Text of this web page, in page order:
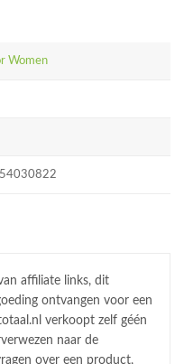
Women
affiliate links, dit
ontvangen voor een
verkoopt zelf géén
naar de
over een product,